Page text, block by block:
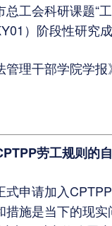
总工会科研课题
）阶段性研究成
管理干部学院学报
劳工规则的
式申请加入
措施是当下的现